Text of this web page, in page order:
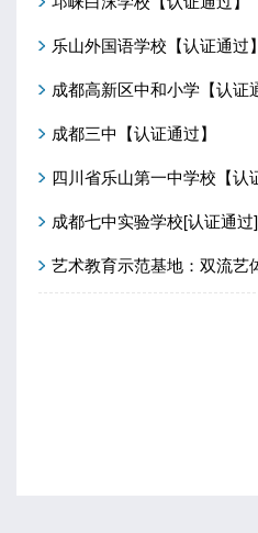
乐山外国语学校【认证通过】
成都高新区中和小学【认证
成都三中【认证通过】
四川省乐山第一中学校【认
成都七中实验学校[认证通过]
艺术教育示范基地：双流艺